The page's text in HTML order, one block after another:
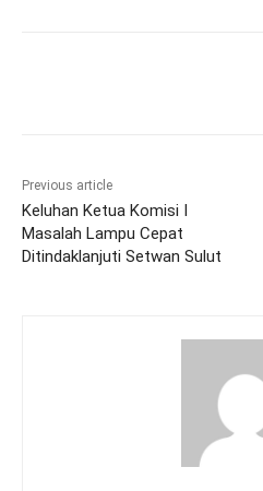
Previous article
Keluhan Ketua Komisi I
Masalah Lampu Cepat
Ditindaklanjuti Setwan Sulut